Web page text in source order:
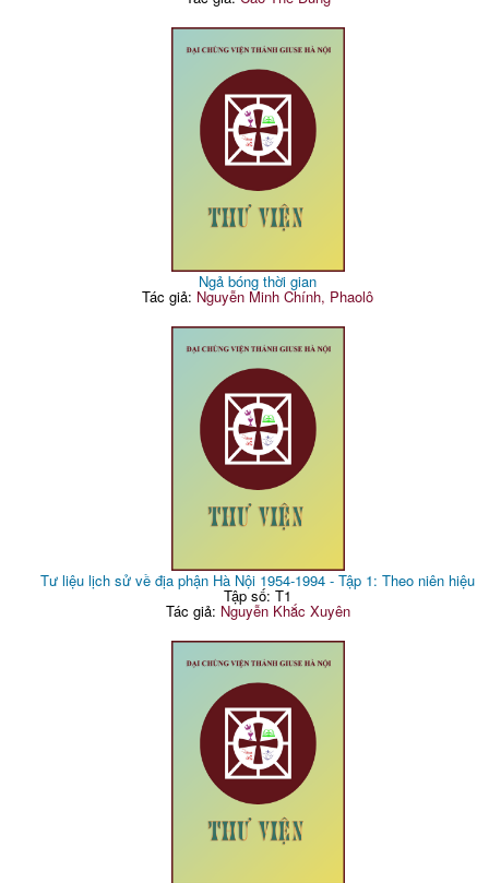
Ngả bóng thời gian
Tác giả: Nguyễn Minh Chính, Phaolô
Tư liệu lịch sử về địa phận Hà Nội 1954-1994 - Tập 1: Theo niên hiệu
Tập số: T1
Tác giả: Nguyễn Khắc Xuyên